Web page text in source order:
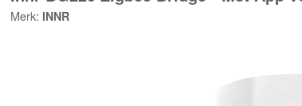
Merk: INNR